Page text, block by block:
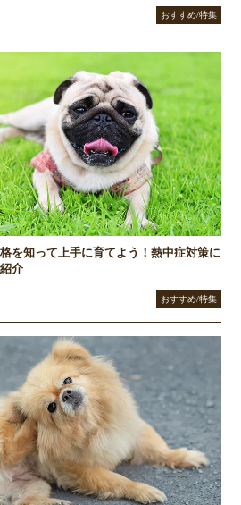
おすすめ/特集
を知って上手に育てよう！熱中症対策に
介
おすすめ/特集